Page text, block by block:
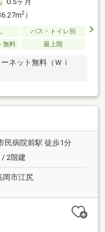
2）
バス・トイレ別
無料 最上階
ネット無料（Ｗｉ
民病院前駅 徒歩1分
/ 2階建
岡市江尻